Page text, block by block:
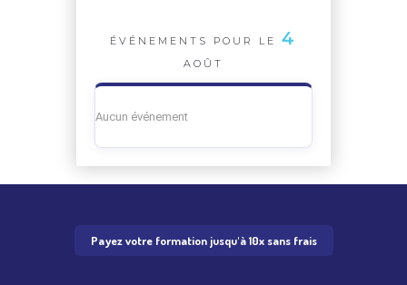
ÉVÉNEMENTS POUR LE 4
AOÛT
Aucun événement
Payez votre formation jusqu'à 10x sans frais